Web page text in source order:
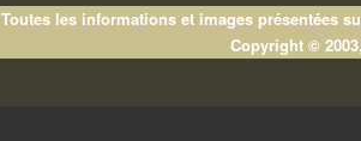
Toutes les informations et images présentées
Copyright ©